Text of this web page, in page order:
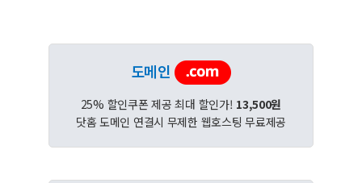
도메인
25% 할인쿠폰 제공 최대 할인가! 13,500원
닷홈 도메인 연결시 무제한 웹호스팅 무료제공